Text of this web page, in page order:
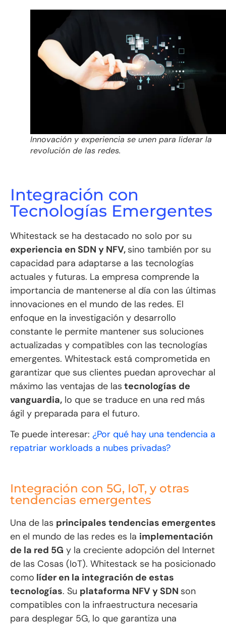
Innovación y experiencia se unen para liderar la
revolución de las redes.
Integración con
Tecnologías Emergentes
Whitestack se ha destacado no solo por su
experiencia en SDN y NFV, sino también por su
capacidad para adaptarse a las tecnologías
actuales y futuras. La empresa comprende la
importancia de mantenerse al día con las últimas
innovaciones en el mundo de las redes. El
enfoque en la investigación y desarrollo
constante le permite mantener sus soluciones
actualizadas y compatibles con las tecnologías
emergentes. Whitestack está comprometida en
garantizar que sus clientes puedan aprovechar al
máximo las ventajas de las tecnologías de
vanguardia, lo que se traduce en una red más
ágil y preparada para el futuro.
Te puede interesar: ¿Por qué hay una tendencia a
repatriar workloads a nubes privadas?
Integración con 5G, IoT, y otras
tendencias emergentes
Una de las principales tendencias emergentes
en el mundo de las redes es la implementación
de la red 5G y la creciente adopción del Internet
de las Cosas (IoT). Whitestack se ha posicionado
como líder en la integración de estas
tecnologías. Su plataforma NFV y SDN son
compatibles con la infraestructura necesaria
para desplegar 5G, lo que garantiza una